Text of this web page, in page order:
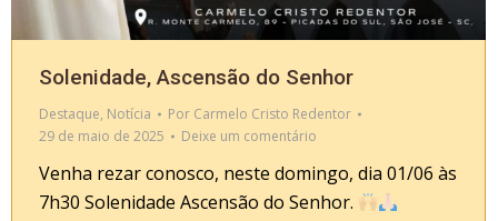
Solenidade, Ascensão do Senhor
Destaque, Notícia Por Carmelo Cristo Redentor
29 de maio de 2025
Deixe um comentário
Venha rezar conosco, neste domingo, dia 01/06 às
7h30 Solenidade Ascensão do Senhor.